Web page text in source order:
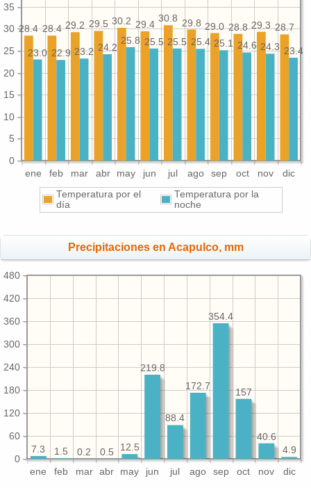
ene feb mar abr may jun jul ago sep oct nov dic
0
5
10
15
20
25
30
35
28.7
29.3
28.8
29.0
29.8
30.8
29.4
30.2
29.5
29.2
28.4
28.4
23.4
24.3
24.6
25.1
25.4
25.5
25.5
25.8
24.2
23.2
22.9
23.0
Temperatura por el
día
Temperatura por la
noche
Precipitaciones en Acapulco, mm
ene feb mar abr may jun jul ago sep oct nov dic
0
60
120
180
240
300
360
420
480
4.9
40.6
157
354.4
172.7
88.4
219.8
12.5
0.5
0.2
1.5
7.3